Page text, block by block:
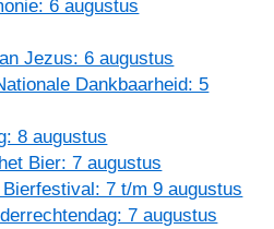
6 augustus
Jezus: 6 augustus
Dankbaarheid: 5
8 augustus
Bier: 7 augustus
7 t/m 9 augustus
7 augustus